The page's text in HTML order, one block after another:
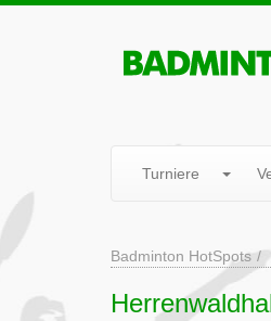
Turniere
Badminton HotSpots